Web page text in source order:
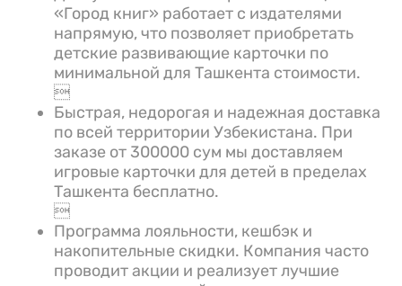
«Город книг» работает с издателями
напрямую, что позволяет приобретать
детские развивающие карточки по
минимальной для Ташкента стоимости.

Быстрая, недорогая и надежная доставка
по всей территории Узбекистана. При
заказе от 300000 сум мы доставляем
игровые карточки для детей в пределах
Ташкента бесплатно.

Программа лояльности, кешбэк и
накопительные скидки. Компания часто
проводит акции и реализует лучшие